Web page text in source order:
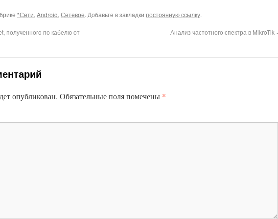
*Сети, Android, Сетевое. Добавьте в закладки постоянную ссылку.
полученного по кабелю от
Анализ частотного спектра в MikroTik
опубликован. Обязательные поля помечены *